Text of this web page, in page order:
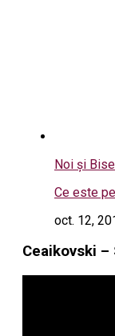
Noi și
Ce este
oct. 12,
Ceaikovski